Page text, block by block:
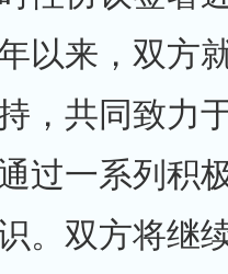
以来，双方
，共同致力
过一系列积
。双方将继